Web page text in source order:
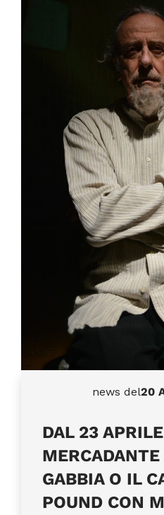
news del20
DAL 23
GABBIA O IL
POUND CON